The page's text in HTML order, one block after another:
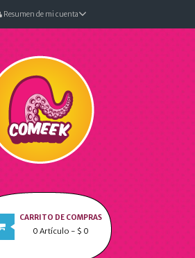
Resumen de mi cuenta
CARRITO DE COMPRAS
0 Artículo - $ 0